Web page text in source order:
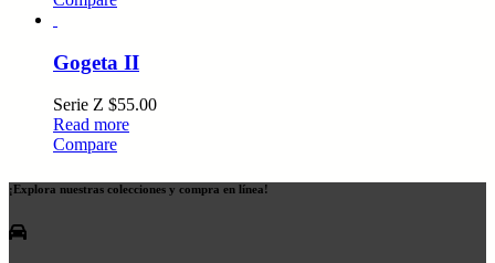
Gogeta II
Serie Z $55.00
Read more
Compare
¡Explora nuestras colecciones y compra en línea!